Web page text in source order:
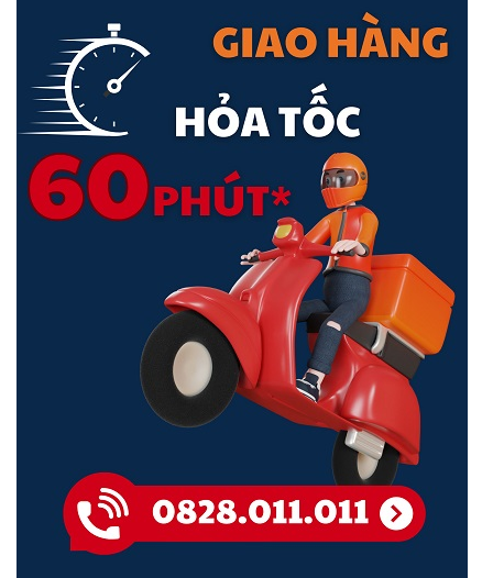
Nhận dạng thiết bị đầu cuối & định hình Lưu lượng (QoS)
Xác định chính xác các thiết bị của bên thứ ba, nhanh chóng định vị
người dùng có tải cao và tinh chỉnh mạng
Cổng mạng & giao diện
1 cổng cố định WAN:
10/100/1000/2500Base-T
1 cổng LAN cố định:
10/100/1000Base-T
3 cổng LAN/WAN hoán đổi:
10/100/1000Base-T
3 cổng LAN/WAN hoán đổi hỗ
trợ 10/100/1000/2500Base-T
2 cổng SFP+ (1G / 10G) Base-
X
VPN & bảo mật
Hỗ trợ các loại VPN: IPsec,
L2TP, PPTP, OpenVPN
Số tunnel VPN: lên đến ~1.000
Kiểm tra DPI, lọc ứng dụng
(Layer 7), kiểm soát luồng